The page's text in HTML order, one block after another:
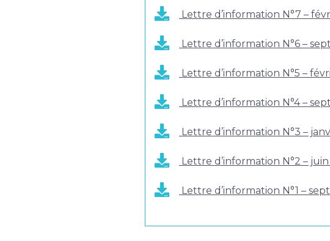
Lettre d’information N°7 –
Lettre d’information N°6 –
Lettre d’information N°5 –
Lettre d’information N°4 –
Lettre d’information N°3 –
Lettre d’information N°2 – juin
Lettre d’information N°1 –